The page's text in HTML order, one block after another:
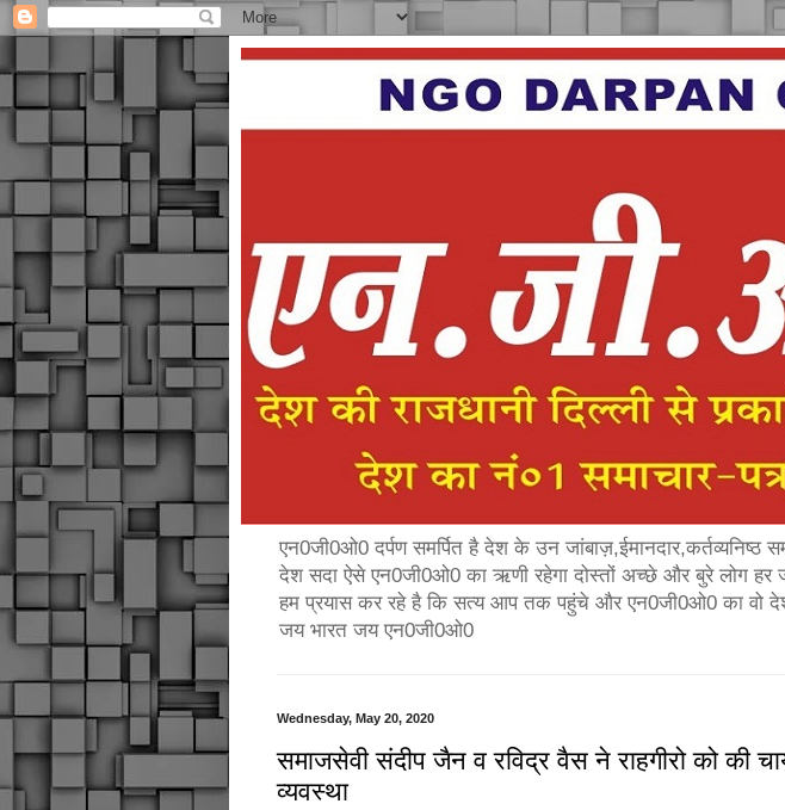
एन0जी0ओ0 दर्पण समर्पित है देश के उन जांबाज़,ईमानदार,कर्तव्यनिष्ठ
देश सदा ऐसे एन0जी0ओ0 का ऋणी रहेगा दोस्तों अच्छे और बुरे लोग हर
हम प्रयास कर रहे है कि सत्य आप तक पहुंचे और एन0जी0ओ0 का वो देश
जय भारत जय एन0जी0ओ0
Wednesday, May 20, 2020
समाजसेवी संदीप जैन व रविद्र वैस ने राहगीरो को की
व्यवस्था